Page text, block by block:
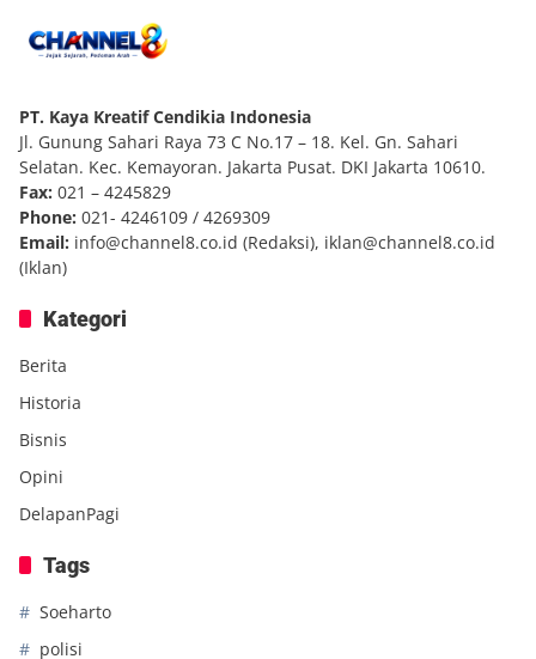
PT. Kaya Kreatif Cendikia Indonesia
Jl. Gunung Sahari Raya 73 C No.17 – 18. Kel. Gn. Sahari
Selatan. Kec. Kemayoran. Jakarta Pusat. DKI Jakarta 10610.
Fax: 021 – 4245829
Phone: 021- 4246109 / 4269309
Email: info@channel8.co.id (Redaksi), iklan@channel8.co.id
(Iklan)
Kategori
Berita
Historia
Bisnis
Opini
DelapanPagi
Tags
Soeharto
polisi